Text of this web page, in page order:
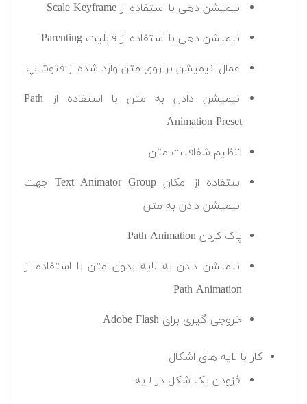
انیمیشن دهی با استفاده از Scale Keyframe
انیمیشن دهی با استفاده از قابلیت Parenting
اعمال انیمیشن بر روی متن وارد شده از فتوشاپ
انیمیشن دادن به متن با استفاده از Path
Animation Preset
تنظیم شفافیت متن
استفاده از امکان Text Animator Group جهت
انیمیشن دادن به متن
پاک کردن Path Animation
انیمیشن دادن به لایه بدون متن با استفاده از
Path Animation
خروجی گیری برای Adobe Flash
کار با لایه های اشکال
افزودن یک شکل در لایه